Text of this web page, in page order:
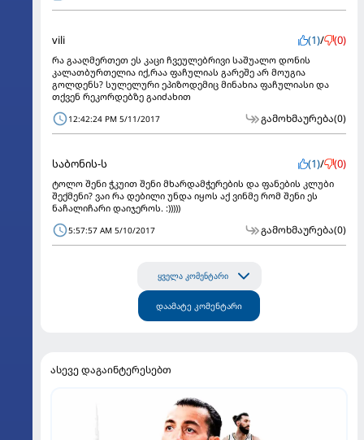
vili (1)/ (0)
რა გააღმერთეთ ეს კაცი ჩვეულებრივი საშუალო დონის
კალათბურთელია იქ,რაა ფაჩულიას გარეშე არ მოუგია
გოლდენს? სულელური ეპიზოდემიც მინახია ფაჩულიასი და
თქვენ რეკორდებზე გაიძახით
12:42:24 PM 5/11/2017 გამოხმაურება(0)
საბონის-ს (1)/ (0)
ტოლო შენი ჭკუით შენი მხარდამჭერების და ფანების კლუბი
შექმენი? ვაი რა დებილი უნდა იყოს აქ ვინმე რომ შენი ეს
ნაჩალიჩარი დაიჯეროს. :)))))
5:57:57 AM 5/10/2017 გამოხმაურება(0)
ყველა კომენტარი
დაამატე კომენტარი
ასევე დაგაინტერესებთ